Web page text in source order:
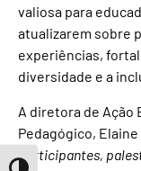
valiosa para
atualizarem sobre
experiências,
diversidade e a
A diretora de Ação
Pedagógico,
participantes,